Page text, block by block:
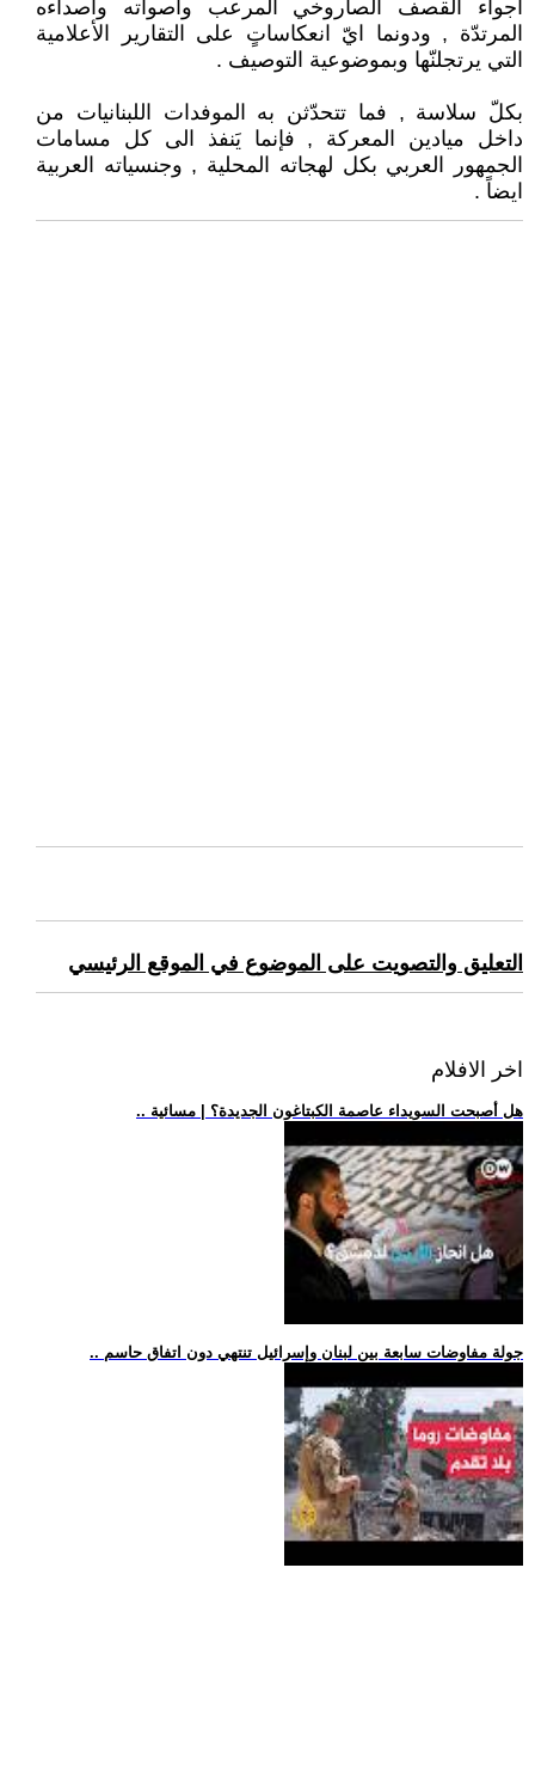
اجواء القصف الصاروخي المرعب واصواته واصداءه
المرتدّة , ودونما ايّ انعكاساتٍ على التقارير الأعلامية
التي يرتجلنّها وبموضوعية التوصيف .
بكلّ سلاسة , فما تتحدّثن به الموفدات اللبنانيات من
داخل ميادين المعركة , فإنما يَنفذ الى كل مسامات
الجمهور العربي بكل لهجاته المحلية , وجنسياته العربية
ايضاً .
التعليق والتصويت على الموضوع في الموقع الرئيسي
اخر الافلام
.. هل أصبحت السويداء عاصمة الكبتاغون الجديدة؟ | مسائية
.. جولة مفاوضات سابعة بين لبنان وإسرائيل تنتهي دون اتفاق حاسم